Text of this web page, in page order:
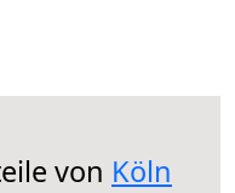
von Köln